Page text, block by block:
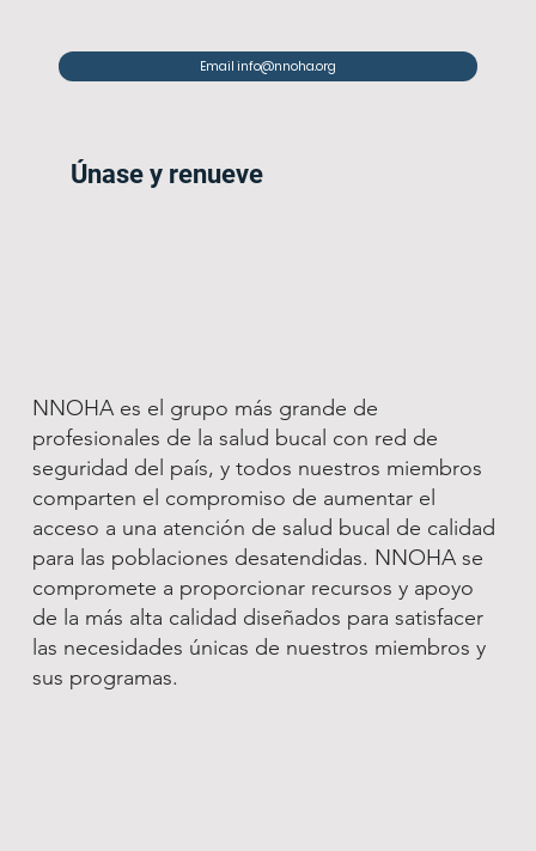
Email info@nnoha.org
Únase y renueve
NNOHA es el grupo más grande de
profesionales de la salud bucal con red de
seguridad del país, y todos nuestros miembros
comparten el compromiso de aumentar el
acceso a una atención de salud bucal de calidad
para las poblaciones desatendidas. NNOHA se
compromete a proporcionar recursos y apoyo
de la más alta calidad diseñados para satisfacer
las necesidades únicas de nuestros miembros y
sus programas.